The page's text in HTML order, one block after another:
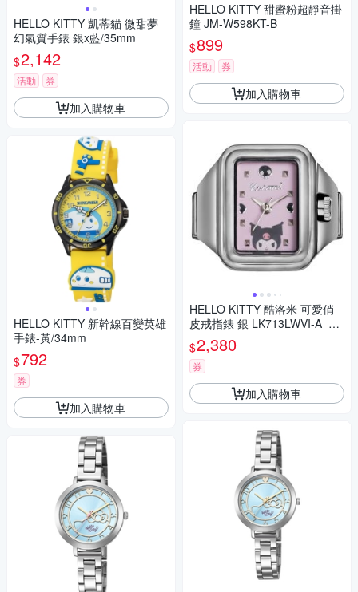
HELLO KITTY 凱蒂貓 微甜夢
幻氣質手錶 銀x藍/35mm
$2,142
活動 券
加入購物車
HELLO KITTY 新幹線百變英雄
手錶-黃/34mm
$792
券
加入購物車
HELLO KITTY 甜蜜粉超靜音掛
鐘 JM-W598KT-B
$899
活動 券
加入購物車
HELLO KITTY 酷洛米 可愛俏
皮戒指錶 銀 LK713LWVI-A_20
mm
$2,380
券
加入購物車